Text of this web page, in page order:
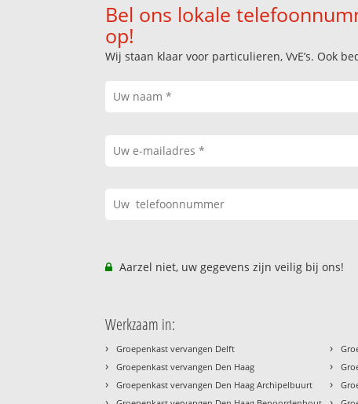
Bel ons lokale
op!
Wij staan klaar voor particulieren, VvE’s. Ook
Aarzel niet, uw gegevens zijn veilig bij ons!
Werkzaam in:
› Groepenkast vervangen Delft
› Groepenkast vervangen Den Haag
› Groepenkast vervangen Den Haag Archipelbuurt
›
›
›